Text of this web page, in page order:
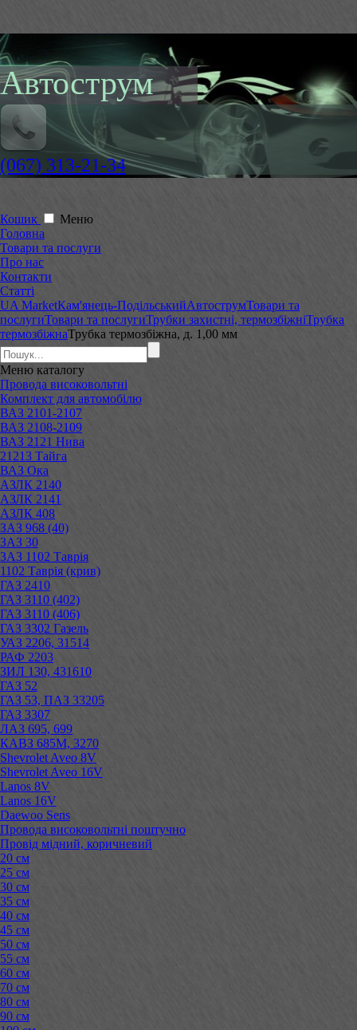
Автострум
(067) 313-21-34
Кошик
Меню
Головна
Товари та послуги
Про нас
Контакти
Статті
UA MarketКам'янець-ПодільськийАвтострумТовари та
послугиТовари та послугиТрубки захистні, термозбіжніТрубка
термозбіжнаТрубка термозбіжна, д. 1,00 мм
Меню каталогу
Провода високовольтні
Комплект для автомобілю
ВАЗ 2101-2107
ВАЗ 2108-2109
ВАЗ 2121 Нива
21213 Тайга
ВАЗ Ока
АЗЛК 2140
АЗЛК 2141
АЗЛК 408
ЗАЗ 968 (40)
ЗАЗ 30
ЗАЗ 1102 Таврія
1102 Таврія (крив)
ГАЗ 2410
ГАЗ 3110 (402)
ГАЗ 3110 (406)
ГАЗ 3302 Газель
УАЗ 2206, 31514
РАФ 2203
ЗИЛ 130, 431610
ГАЗ 52
ГАЗ 53, ПАЗ 33205
ГАЗ 3307
ЛАЗ 695, 699
КАВЗ 685М, 3270
Shevrolet Aveo 8V
Shevrolet Aveo 16V
Lanos 8V
Lanos 16V
Daewoo Sens
Провода високовольтні поштучно
Провід мідний, коричневий
20 см
25 см
30 см
35 см
40 см
45 см
50 см
55 см
60 см
70 см
80 см
90 см